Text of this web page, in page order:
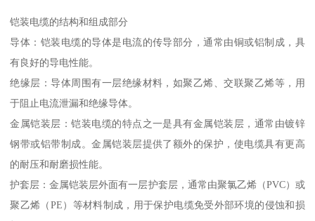
铠装电缆的结构和组成部分
导体：铠装电缆的导体是电流的传导部分，通常由铜或铝制成，具
有良好的导电性能。
绝缘层：导体周围有一层绝缘材料，如聚乙烯、交联聚乙烯等，用
于阻止电流泄漏和绝缘导体。
金属铠装层：铠装电缆的特点之一是具有金属铠装层，通常由镀锌
钢带或铝带制成。金属铠装层提供了额外的保护，使电缆具有更高
的耐压和耐磨损性能。
护套层：金属铠装层外面有一层护套层，通常由聚氯乙烯（PVC）或
聚乙烯（PE）等材料制成，用于保护电缆免受外部环境的侵蚀和损